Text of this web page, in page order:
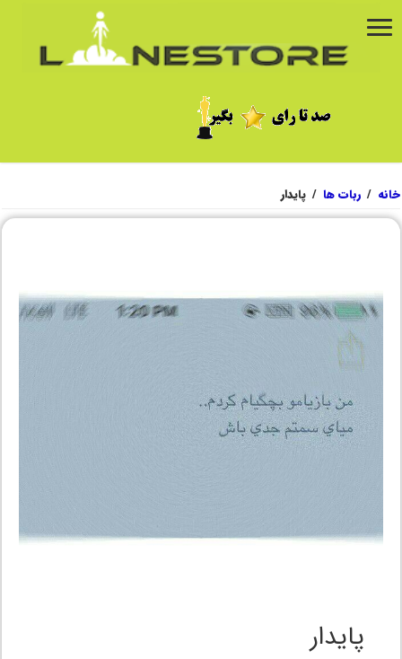
خانه / ربات ها / پایدار
پایدار